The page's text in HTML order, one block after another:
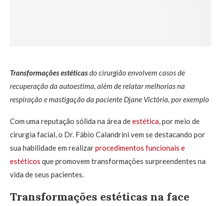
Transformações estéticasdo cirurgião envolvem casos de
recuperação da autoestima, além de relatar melhorias na
respiração e mastigação da paciente Djane Victória, por exemplo
Com uma reputação sólida na área deestética, por meio de
cirurgia facial, o Dr. Fábio Calandrini vem se destacando por
sua habilidade em realizarprocedimentos funcionais e
estéticos que promovem transformações surpreendentes na
vida de seus pacientes.
Transformações estéticas na face